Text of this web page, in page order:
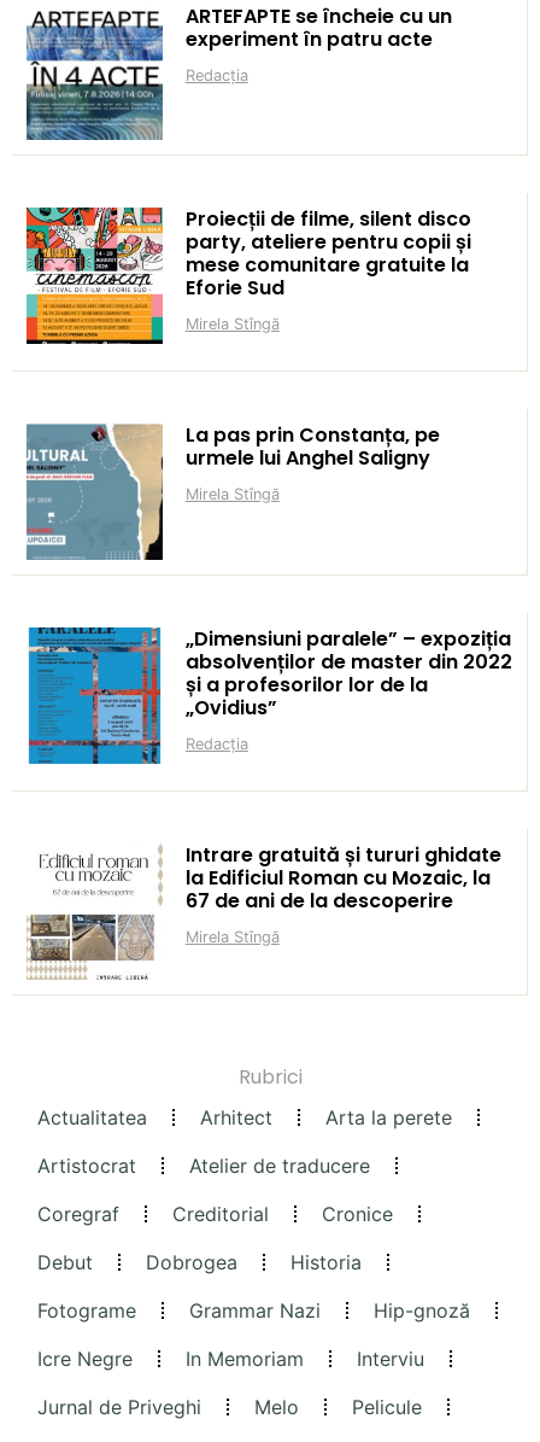
ARTEFAPTE se încheie cu un
experiment în patru acte
Redacția
Proiecții de filme, silent disco
party, ateliere pentru copii și
mese comunitare gratuite la
Eforie Sud
Mirela Stîngă
La pas prin Constanța, pe
urmele lui Anghel Saligny
Mirela Stîngă
„Dimensiuni paralele” – expoziția
absolvenților de master din 2022
și a profesorilor lor de la
„Ovidius”
Redacția
Intrare gratuită și tururi ghidate
la Edificiul Roman cu Mozaic, la
67 de ani de la descoperire
Mirela Stîngă
Rubrici
Actualitatea Arhitect
Arta la perete
Artistocrat
Atelier de traducere
Coregraf
Creditorial
Cronice
Debut
Dobrogea
Historia
Fotograme
Grammar Nazi
Hip-gnoză
Icre Negre
In Memoriam
Interviu
Jurnal de Priveghi
Melo
Pelicule